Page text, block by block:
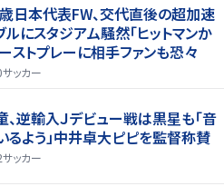
歳日本代表FW、交代直後の超加速
にスタジアム騒然「ヒットマンか
ストプレーに相手ファンも恐々
サッカー
逆輸入Ｊデビュー戦は黒星も「音
るよう」中井卓大ピピを監督称賛
サッカー